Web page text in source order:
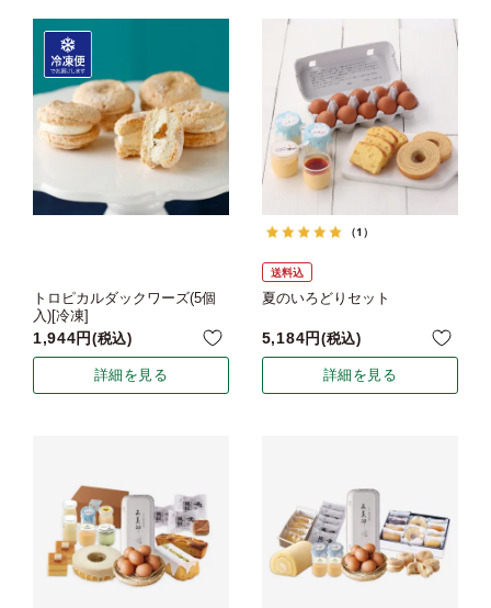
トロピカルダックワーズ(5個
入)[冷凍]
1,944 税込
詳細を見る
（1）
送料込
夏のいろどりセット
5,184 税込
詳細を見る